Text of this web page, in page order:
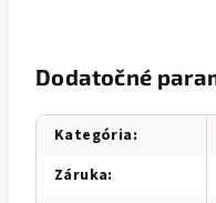
Dodatočné
Kategória:
Záruka: